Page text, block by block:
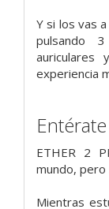
Y si los vas
pulsando
auriculares
experiencia
ETHER 2
mundo, pero
Mientras